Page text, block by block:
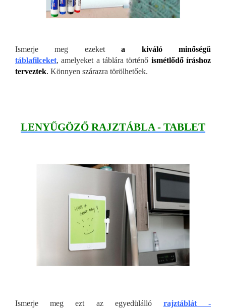
Ismerje meg ezeketa kiváló minőségű
táblafilceket, amelyeket a táblára történő ismétlődő íráshoz
terveztek. Könnyen szárazra törölhetőek.
LENYŰGÖZŐ RAJZTÁBLA - TABLET
Ismerje meg ezt az egyedülálló rajztáblát -